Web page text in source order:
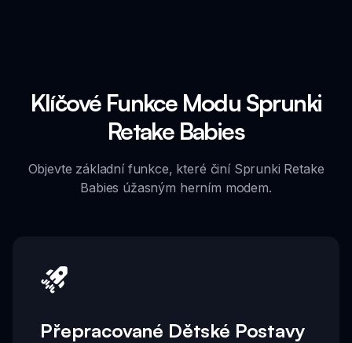
Klíčové Funkce Modu Sprunki
Retake Babies
Objevte základní funkce, které činí Sprunki Retake
Babies úžasným herním modem.
Přepracované Dětské Postavy